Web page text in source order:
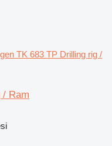
TK 683 TP Drilling rig /
/ Ram